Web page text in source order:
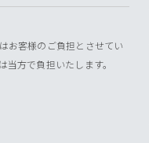
お客様のご負担とさせてい
当方で負担いたします。